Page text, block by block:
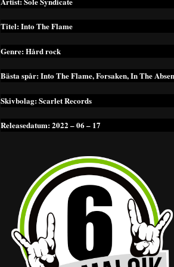
Titel: Into The Flame
Genre: Hård rock
Bästa spår: Into The Flame, Forsaken, In The
Skivbolag: Scarlet Records
Releasedatum: 2022 – 06 – 17